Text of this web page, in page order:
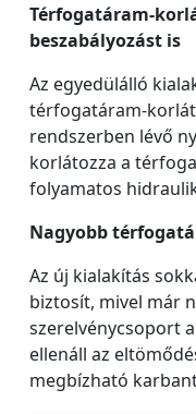
Térfogatáram-
beszabályozást is
Az egyedülálló
térfogatáram-
rendszerben lévő
korlátozza a
folyamatos
Nagyobb
Az új kialakítás
biztosít, mivel már
szerelvénycsoport
ellenáll az
megbízható